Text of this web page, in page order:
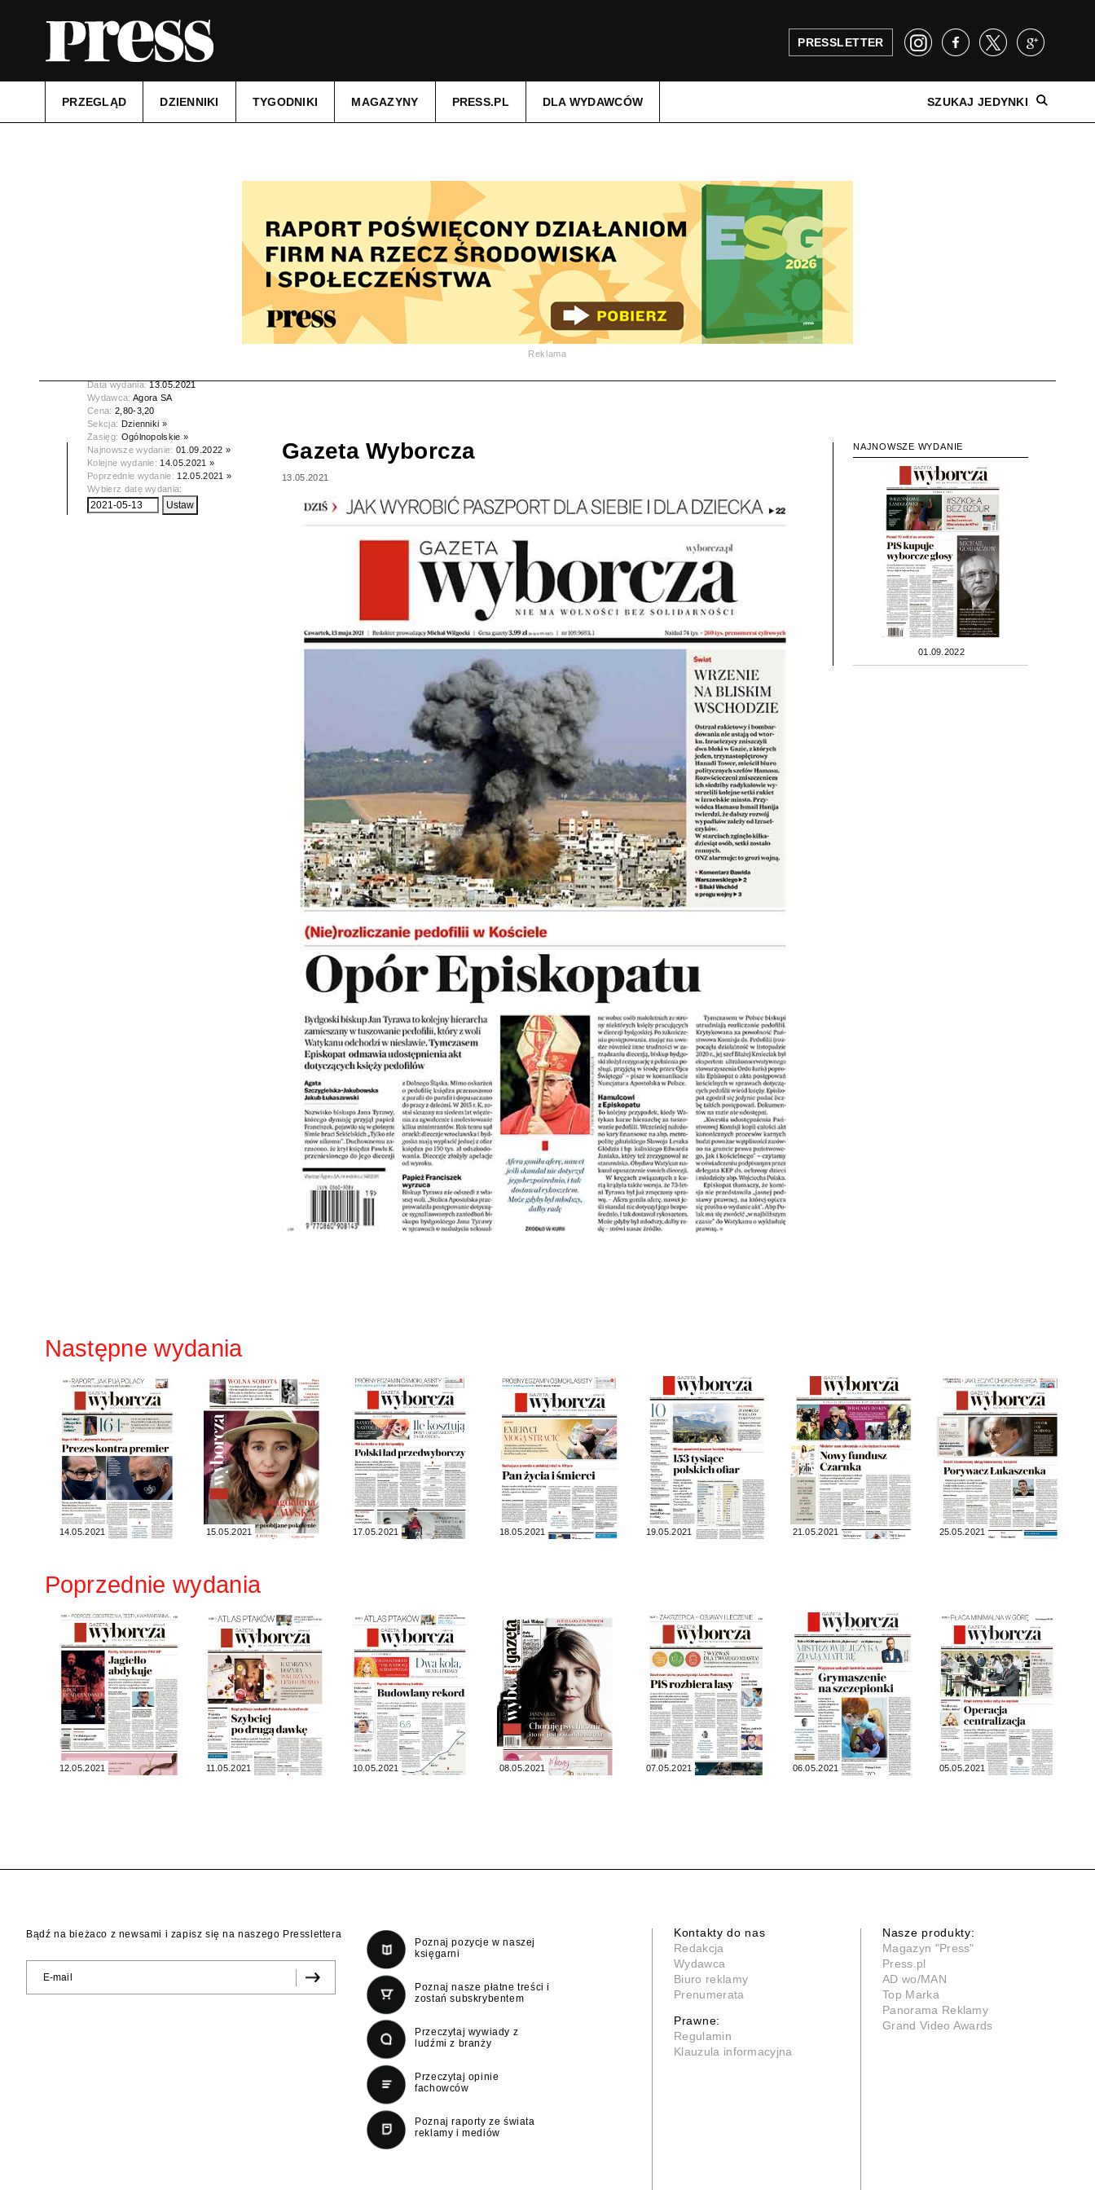
PRESSLETTER
PRZEGLĄD DZIENNIKI TYGODNIKI MAGAZYNY PRESS.PL DLA WYDAWCÓW SZUKAJ JEDYNKI
Reklama
Data wydania:13.05.2021
Wydawca: Agora SA
Cena: 2,80-3,20
Sekcja: Dzienniki »
Zasięg: Ogólnopolskie »
Najnowsze wydanie:01.09.2022 »
Kolejne wydanie: 14.05.2021 »
Poprzednie wydanie: 12.05.2021 »
Wybierz datę wydania:
Gazeta Wyborcza
13.05.2021
NAJNOWSZE WYDANIE
01.09.2022
Następne wydania
14.05.2021 15.05.2021 17.05.2021 18.05.2021 19.05.2021 21.05.2021 25.05.2021
Poprzednie wydania
12.05.2021 11.05.2021 10.05.2021 08.05.2021 07.05.2021 06.05.2021 05.05.2021
Bądź na bieżaco z newsami i zapisz się na naszego Presslettera
Poznaj pozycje w naszej
księgarni
Poznaj nasze płatne treści i
zostań subskrybentem
Przeczytaj wywiady z
ludźmi z branży
Przeczytaj opinie
fachowców
Poznaj raporty ze świata
reklamy i mediów
Kontakty do nas
Redakcja
Wydawca
Biuro reklamy
Prenumerata
Prawne:
Regulamin
Klauzula informacyjna
Nasze produkty:
Magazyn "Press"
Press.pl
AD wo/MAN
Top Marka
Panorama Reklamy
Grand Video Awards